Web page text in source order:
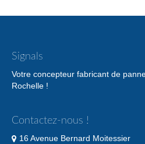
Signals
Votre concepteur fabricant de
Rochelle !
Contactez-nous !
16 Avenue Bernard Moitessier